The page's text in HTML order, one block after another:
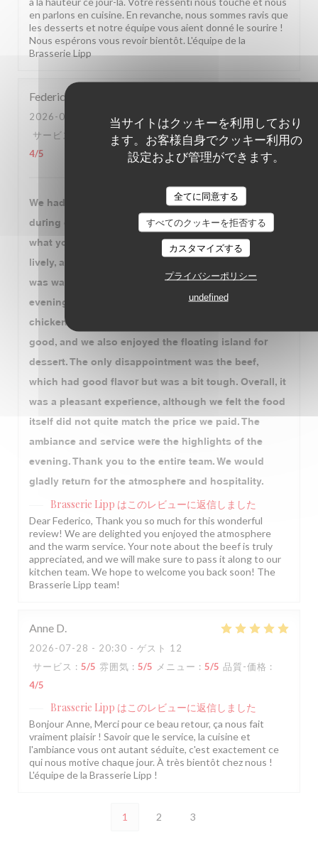
当サイトはクッキーを利用しており
ます。お客様自身でクッキー利用の
設定および管理ができます。
全てに同意する
すべてのクッキーを拒否する
カスタマイズする
プライバシーポリシー
undefined
en parlons en cuisine. En revanche, nous sommes ravis que
les desserts et notre équipe vous aient donné le sourire !
Nous espérons vous revoir bientôt. L'équipe de la
Brasserie Lipp
Federico
2026-07-30
- 20:00 - ゲスト 3
サービス
雰囲気: /5 メニュー : 4/5 品質-価格 :
4/5
We had a very enjoyable dinner at Brasserie Lipp
during our visit to Paris. The atmosphere is exactly
what you expect from a historic Parisian brasserie:
lively, authentic, and full of character. The service
was warm, attentive, and professional throughout the
evening. We started with the leeks, followed by duck,
chicken, and beef. The duck and chicken were very
good, and we also enjoyed the floating island for
dessert. The only disappointment was the beef,
which had good flavor but was a bit tough. Overall, it
was a pleasant experience, although we felt the food
itself did not quite match the price we paid. The
ambiance and service were the highlights of the
evening. Thank you to the entire team. We would
gladly return for the atmosphere and hospitality.
Brasserie Lipp はこのレビューに返信しました
Dear Federico, Thank you so much for this wonderful
review! We are delighted you enjoyed the atmosphere
and the warm service. Your note about the beef is truly
appreciated, and we will make sure to pass it along to our
kitchen team. We hope to welcome you back soon! The
Brasserie Lipp team!
Anne D
2026-07-28 - 20:30 - ゲスト 12
サービス : 5/5 雰囲気 : 5/5 メニュー : 5/5 品質-価格 :
4/5
Brasserie Lipp はこのレビューに返信しました
Bonjour Anne, Merci pour ce beau retour, ça nous fait
vraiment plaisir ! Savoir que le service, la cuisine et
l'ambiance vous ont autant séduite, c'est exactement ce
qui nous motive chaque jour. À très bientôt chez nous !
L'équipe de la Brasserie Lipp !
1 2 3